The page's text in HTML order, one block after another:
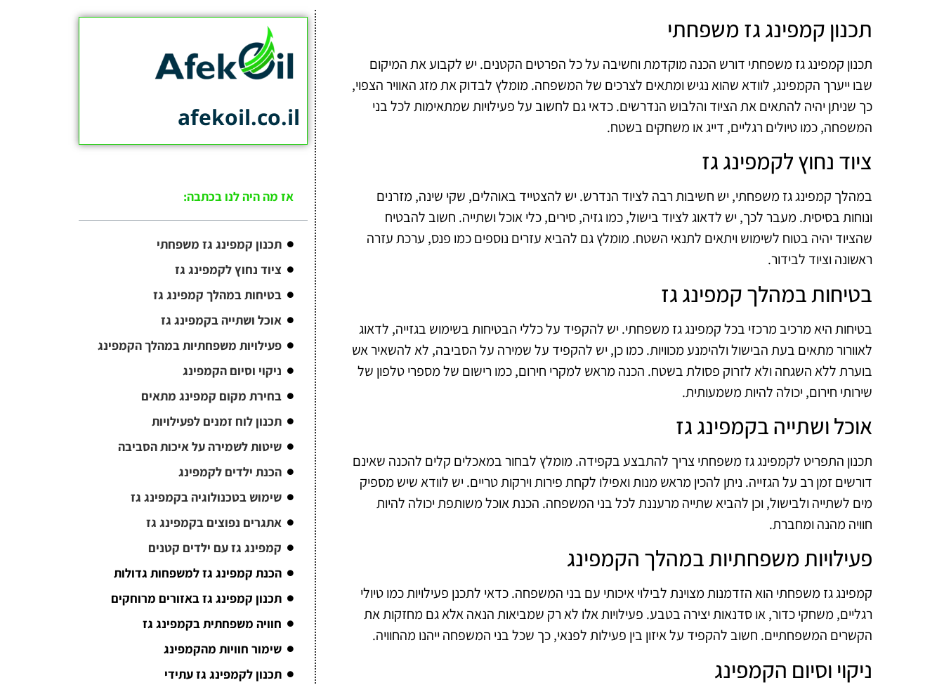
תכנון קמפינג גז משפחתי
תכנון קמפינג גז משפחתי דורש הכנה מוקדמת וחשיבה על כל הפרטים הקטנים. יש לקבוע את המיקום
שבו ייערך הקמפינג, לוודא שהוא נגיש ומתאים לצרכים של המשפחה. מומלץ לבדוק את מזג האוויר הצפוי,
כך שניתן יהיה להתאים את הציוד והלבוש הנדרשים. כדאי גם לחשוב על פעילויות שמתאימות לכל בני
המשפחה, כמו טיולים רגליים, דייג או משחקים בשטח.
ציוד נחוץ לקמפינג גז
במהלך קמפינג גז משפחתי, יש חשיבות רבה לציוד הנדרש. יש להצטייד באוהלים, שקי שינה, מזרנים
ונוחות בסיסית. מעבר לכך, יש לדאוג לציוד בישול, כמו גזיה, סירים, כלי אוכל ושתייה. חשוב להבטיח
שהציוד יהיה בטוח לשימוש ויתאים לתנאי השטח. מומלץ גם להביא עזרים נוספים כמו פנס, ערכת עזרה
ראשונה וציוד לבידור.
בטיחות במהלך קמפינג גז
בטיחות היא מרכיב מרכזי בכל קמפינג גז משפחתי. יש להקפיד על כללי הבטיחות בשימוש בגזייה, לדאוג
לאוורור מתאים בעת הבישול ולהימנע מכוויות. כמו כן, יש להקפיד על שמירה על הסביבה, לא להשאיר אש
בוערת ללא השגחה ולא לזרוק פסולת בשטח. הכנה מראש למקרי חירום, כמו רישום של מספרי טלפון של
שירותי חירום, יכולה להיות משמעותית.
אוכל ושתייה בקמפינג גז
תכנון התפריט לקמפינג גז משפחתי צריך להתבצע בקפידה. מומלץ לבחור במאכלים קלים להכנה שאינם
דורשים זמן רב על הגזייה. ניתן להכין מראש מנות ואפילו לקחת פירות וירקות טריים. יש לוודא שיש מספיק
מים לשתייה ולבישול, וכן להביא שתייה מרעננת לכל בני המשפחה. הכנת אוכל משותפת יכולה להיות
חוויה מהנה ומחברת.
פעילויות משפחתיות במהלך הקמפינג
קמפינג גז משפחתי הוא הזדמנות מצוינת לבילוי איכותי עם בני המשפחה. כדאי לתכנן פעילויות כמו טיולי
רגליים, משחקי כדור, או סדנאות יצירה בטבע. פעילויות אלו לא רק שמביאות הנאה אלא גם מחזקות את
הקשרים המשפחתיים. חשוב להקפיד על איזון בין פעילות לפנאי, כך שכל בני המשפחה ייהנו מהחוויה.
ניקוי וסיום הקמפינג
afekoil.co.il
אז מה היה לנו בכתבה:
תכנון קמפינג גז משפחתי
ציוד נחוץ לקמפינג גז
בטיחות במהלך קמפינג גז
אוכל ושתייה בקמפינג גז
פעילויות משפחתיות במהלך הקמפינג
ניקוי וסיום הקמפינג
בחירת מקום קמפינג מתאים
תכנון לוח זמנים לפעילויות
שיטות לשמירה על איכות הסביבה
הכנת ילדים לקמפינג
שימוש בטכנולוגיה בקמפינג גז
אתגרים נפוצים בקמפינג גז
קמפינג גז עם ילדים קטנים
הכנת קמפינג גז למשפחות גדולות
תכנון קמפינג גז באזורים מרוחקים
חוויה משפחתית בקמפינג גז
שימור חוויות מהקמפינג
תכנון לקמפינג גז עתידי